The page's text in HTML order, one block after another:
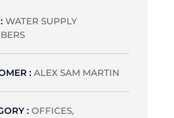
WATER SUPPLY
: ALEX SAM MARTIN
: OFFICES,